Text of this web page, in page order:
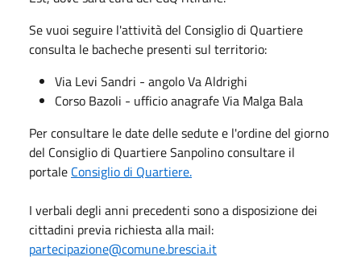
Se vuoi seguire l'attività del Consiglio di Quartiere
consulta le bacheche presenti sul territorio: ​
Via Levi Sandri - angolo Va Aldrighi
Corso Bazoli - ufficio anagrafe Via Malga Bala
Per consultare le date delle sedute e l'ordine del giorno
del Consiglio di Quartiere Sanpolino consultare il
portale Consiglio di Quartiere.
I verbali degli anni precedenti sono a disposizione dei
cittadini previa richiesta alla mail:
partecipazione@comune.brescia.it